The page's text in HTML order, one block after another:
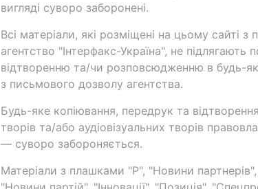
вигляді суворо заборонені.
Всі матеріали, які розміщені на цьому сайті з
агентство "Інтерфакс-Україна", не підлягають
відтворенню та/чи розповсюдженню в будь-
з письмового дозволу агентства.
Будь-яке копіювання, передрук та
творів та/або аудіовізуальних творів
— суворо забороняється.
Матеріали з плашками "Р", "Новини